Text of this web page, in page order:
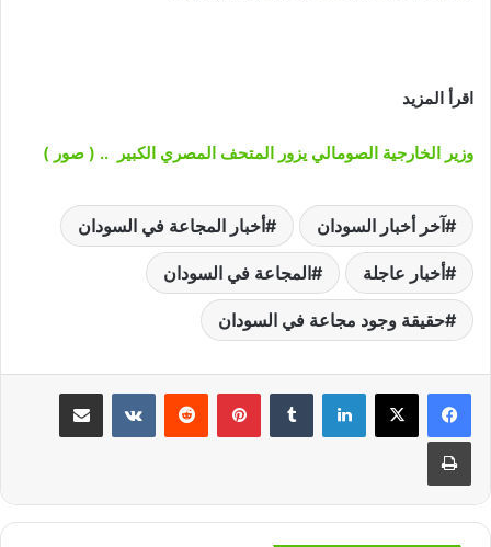
اقرأ المزيد
وزير الخارجية الصومالي يزور المتحف المصري الكبير .. ( صور )
آخر أخبار السودان أخبار المجاعة في السودان
أخبار عاجلة المجاعة في السودان
حقيقة وجود مجاعة في السودان
لينكدإن بينتيريست